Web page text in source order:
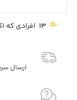
13 افرادی که
ارسال